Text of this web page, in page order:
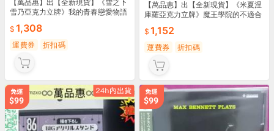
【萬品惠】出【全新現貨】《雪之下
雪乃亞克力立牌》我的青春戀愛物語
1,308
運費券 折扣碼
【萬品惠】出【全新現貨】《米夏涅
庫羅亞克力立牌》魔王學院的不適合
1,152
運費券 折扣碼